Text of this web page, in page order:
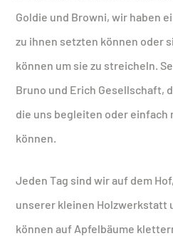
Goldie und Browni, wir haben
zu ihnen setzten können oder
können um sie zu streicheln.
Bruno und Erich Gesellschaft,
die uns begleiten oder
können.
Jeden Tag sind wir auf dem
unserer kleinen Holzwerkstatt
können auf Apfelbäume